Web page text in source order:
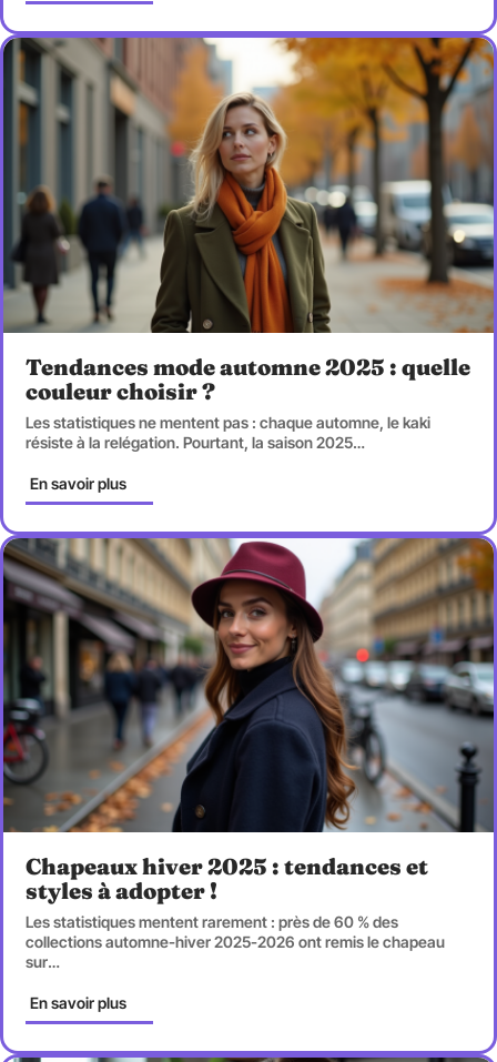
Tendances mode automne 2025 : quelle
couleur choisir ?
Les statistiques ne mentent pas : chaque automne, le kaki
résiste à la relégation. Pourtant, la saison 2025…
En savoir plus
Chapeaux hiver 2025 : tendances et
styles à adopter !
Les statistiques mentent rarement : près de 60 % des
collections automne-hiver 2025-2026 ont remis le chapeau
sur…
En savoir plus